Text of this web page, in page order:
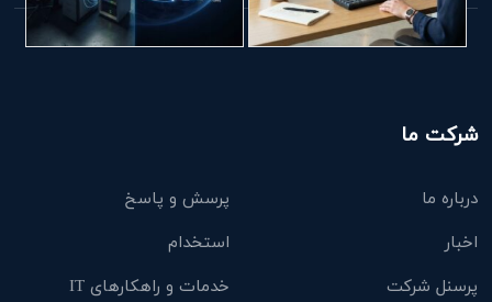
شرکت ما
درباره ما
پرسش و پاسخ
اخبار
استخدام
پرسنل شرکت
خدمات و راهکارهای IT